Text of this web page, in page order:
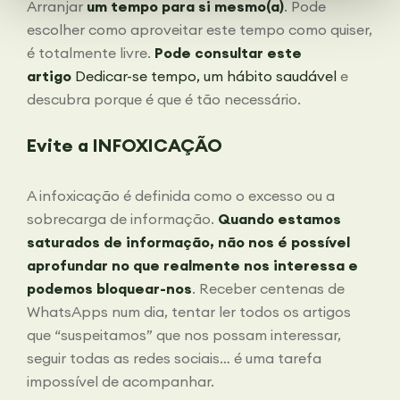
Arranjar um tempo para si mesmo(a). Pode
escolher como aproveitar este tempo como quiser,
é totalmente livre. Pode consultar este
artigo Dedicar-se tempo, um hábito saudável e
descubra porque é que é tão necessário.
Evite a INFOXICAÇÃO
A infoxicação é definida como o excesso ou a
sobrecarga de informação. Quando estamos
saturados de informação, não nos é possível
aprofundar no que realmente nos interessa e
podemos bloquear-nos. Receber centenas de
WhatsApps num dia, tentar ler todos os artigos
que “suspeitamos” que nos possam interessar,
seguir todas as redes sociais… é uma tarefa
impossível de acompanhar.